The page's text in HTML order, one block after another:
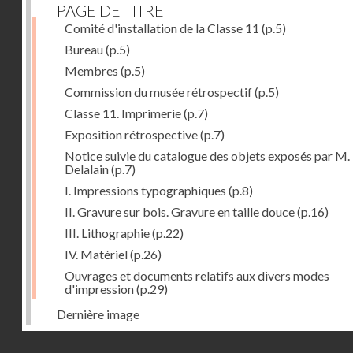
PAGE DE TITRE
Comité d'installation de la Classe 11 (p.5)
Bureau(p.5)
Membres (p.5)
Commission du musée rétrospectif(p.5)
Classe 11. Imprimerie(p.7)
Exposition rétrospective(p.7)
Notice suivie du catalogue des objets exposés par M.
Delalain(p.7)
I. Impressions typographiques (p.8)
II. Gravure sur bois. Gravure en taille douce(p.16)
III. Lithographie(p.22)
IV. Matériel(p.26)
Ouvrages et documents relatifs aux divers modes
d'impression(p.29)
Dernière image